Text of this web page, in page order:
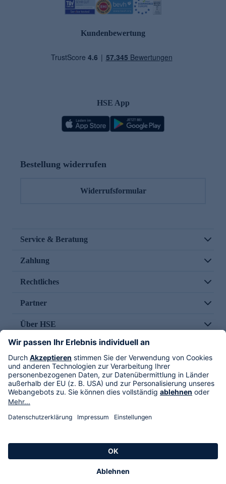
Kundenbewertung
HSE App
Bestellung widerrufen
Widerrufsformular
Service & Beratung
Zahlung
Rechtliches
Partner
Über HSE
Im TV
HSE International